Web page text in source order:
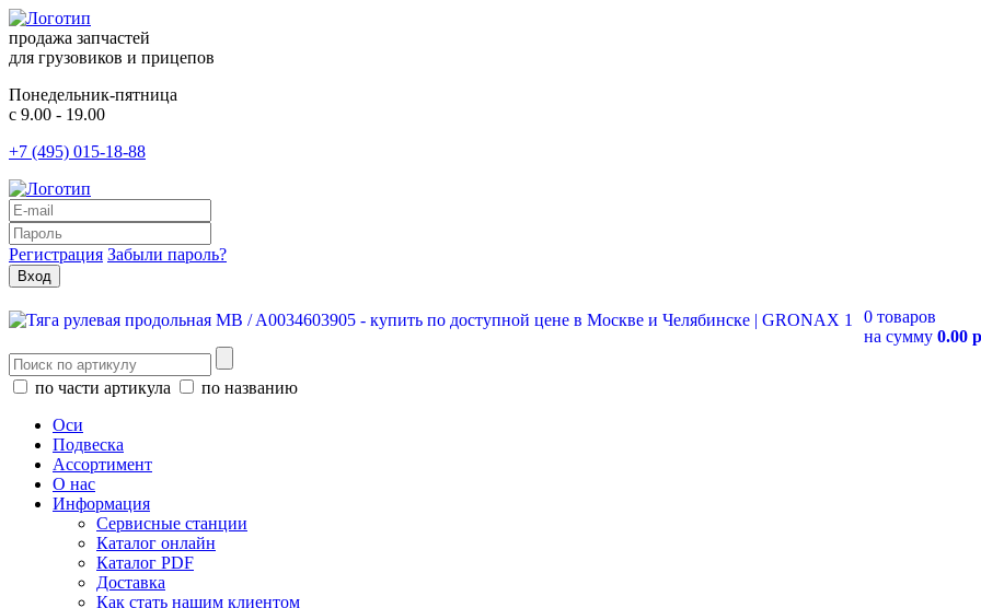
продажа запчастей
для грузовиков и прицепов
Понедельник-пятница
с 9.00 - 19.00
+7 (495) 015-18-88
Регистрация Забыли пароль?
0 товаров
на сумму 0.00
по части артикула
по названию
Оси
Подвеска
Ассортимент
О нас
Информация
Сервисные станции
Каталог онлайн
Каталог PDF
Доставка
Как стать нашим клиентом